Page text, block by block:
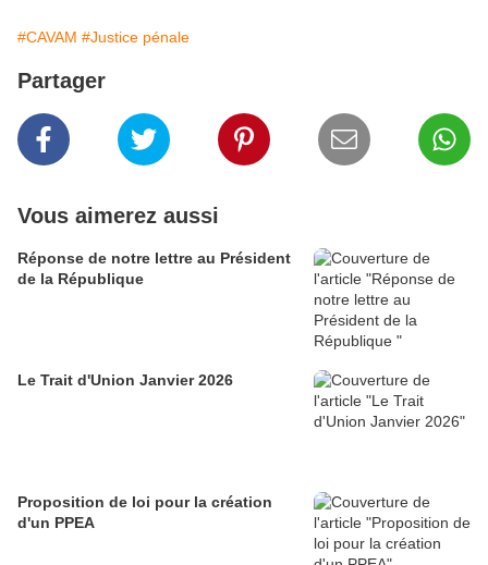
#CAVAM #Justice pénale
Partager
Vous aimerez aussi
Réponse de notre lettre au Président
de la République
Le Trait d'Union Janvier 2026
Proposition de loi pour la création
d'un PPEA